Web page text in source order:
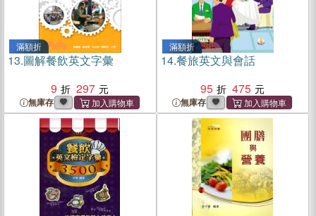
滿額折
13.圖解餐飲英文字彙
9
297
無庫存
滿額折
14.餐旅英文與會話
95
475
無庫存